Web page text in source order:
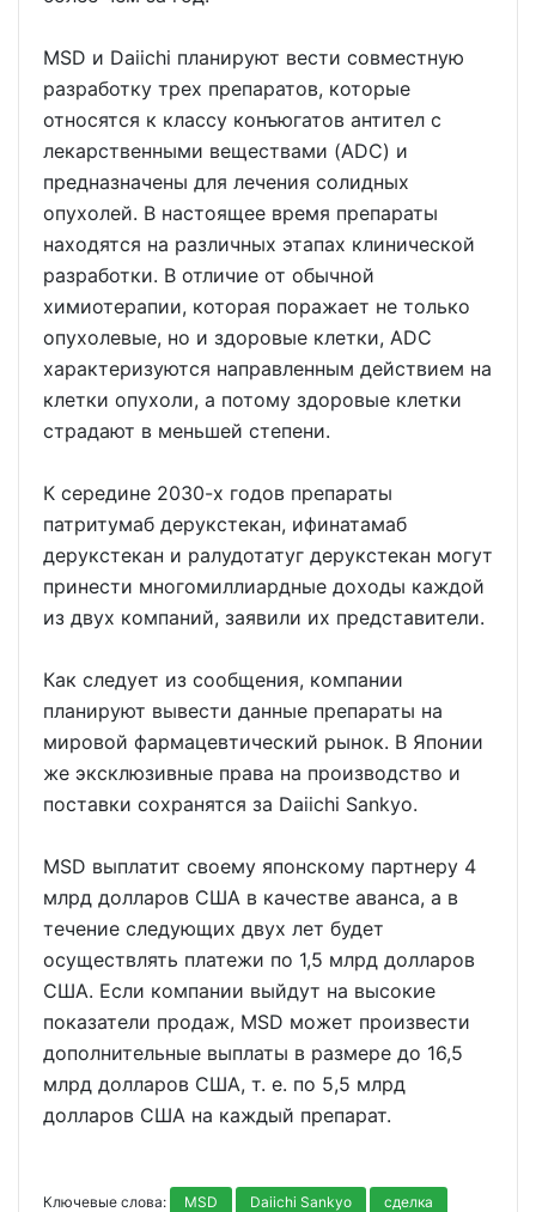
MSD и Daiichi планируют вести совместную
разработку трех препаратов, которые
относятся к классу конъюгатов антител с
лекарственными веществами (ADC) и
предназначены для лечения солидных
опухолей. В настоящее время препараты
находятся на различных этапах клинической
разработки. В отличие от обычной
химиотерапии, которая поражает не только
опухолевые, но и здоровые клетки, ADC
характеризуются направленным действием на
клетки опухоли, а потому здоровые клетки
страдают в меньшей степени.
К середине 2030-х годов препараты
патритумаб дерукстекан, ифинатамаб
дерукстекан и ралудотатуг дерукстекан могут
принести многомиллиардные доходы каждой
из двух компаний, заявили их представители.
Как следует из сообщения, компании
планируют вывести данные препараты на
мировой фармацевтический рынок. В Японии
же эксклюзивные права на производство и
поставки сохранятся за Daiichi Sankyo.
MSD выплатит своему японскому партнеру 4
млрд долларов США в качестве аванса, а в
течение следующих двух лет будет
осуществлять платежи по 1,5 млрд долларов
США. Если компании выйдут на высокие
показатели продаж, MSD может произвести
дополнительные выплаты в размере до 16,5
млрд долларов США, т. е. по 5,5 млрд
долларов США на каждый препарат.
Ключевые слова: MSD Daiichi Sankyo сделка